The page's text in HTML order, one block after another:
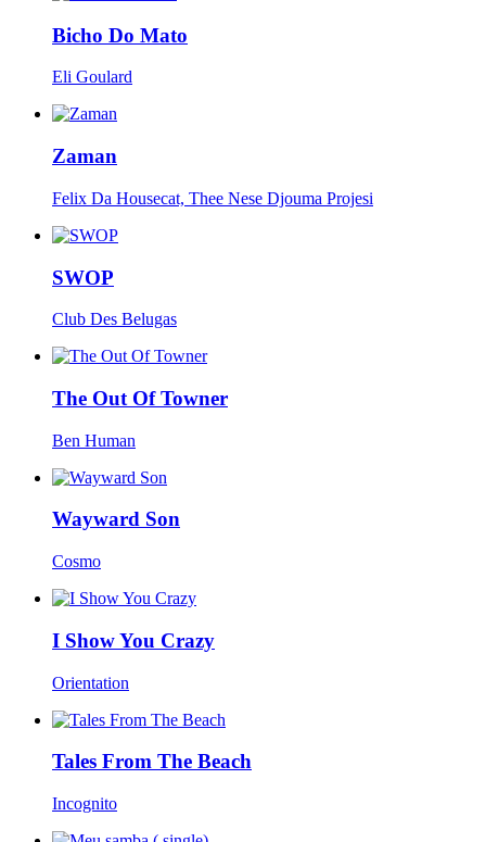
Bicho Do Mato
Eli Goulard
Zaman
Felix Da Housecat, Thee Nese Djouma Projesi
SWOP
Club Des Belugas
The Out Of Towner
Ben Human
Wayward Son
Cosmo
I Show You Crazy
Orientation
Tales From The Beach
Incognito